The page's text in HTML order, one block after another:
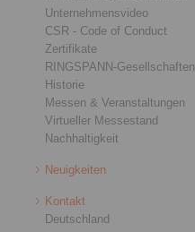
Unternehmensvideo
CSR - Code of Conduct
Zertifikate
RINGSPANN-Gesellschaften
Historie
Messen & Veranstaltungen
Virtueller Messestand
Nachhaltigkeit
Neuigkeiten
Kontakt
Deutschland